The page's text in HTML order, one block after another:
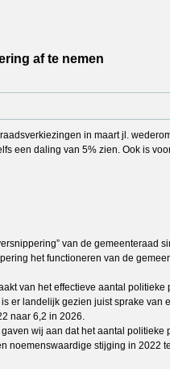
af te nemen
in maart jl.
een daling van 5% zien. Ook is
van de
het functioneren van de
van het effectieve aantal
er landelijk gezien juist sprake
naar 6,2 in 2026.
wij aan dat het aantal
stijging in